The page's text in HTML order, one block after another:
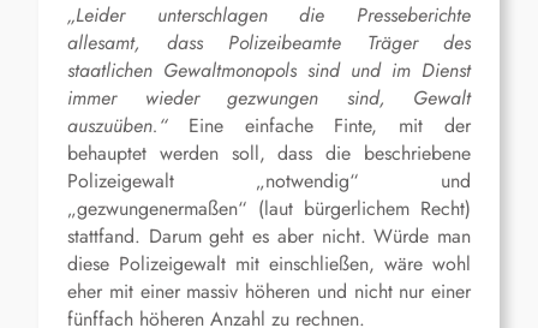
„Leider unterschlagen die Presseberichte
allesamt, dass Polizeibeamte Träger des
staatlichen Gewaltmonopols sind und im Dienst
immer wieder gezwungen sind, Gewalt
auszuüben.“Eine einfache Finte, mit der
behauptet werden soll, dass die beschriebene
Polizeigewalt „notwendig“ und
„gezwungenermaßen“ (laut bürgerlichem Recht)
stattfand. Darum geht es aber nicht. Würde man
diese Polizeigewalt mit einschließen, wäre wohl
eher mit einer massiv höheren und nicht nur einer
fünffach höheren Anzahl zu rechnen.